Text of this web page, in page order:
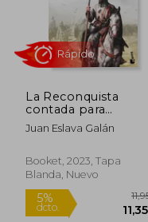
La Reconquista
contada para
escépticos
Juan Eslava Galán
Booket, 2023, Tapa
Blanda, Nuevo